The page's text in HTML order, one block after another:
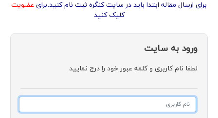
برای ارسال مقاله ابتدا باید در سایت کنگره ثبت نام کنید.برای عضویت
کلیک کنید
ورود به سایت
لطفا نام کاربری و کلمه عبور خود را درج نمایید